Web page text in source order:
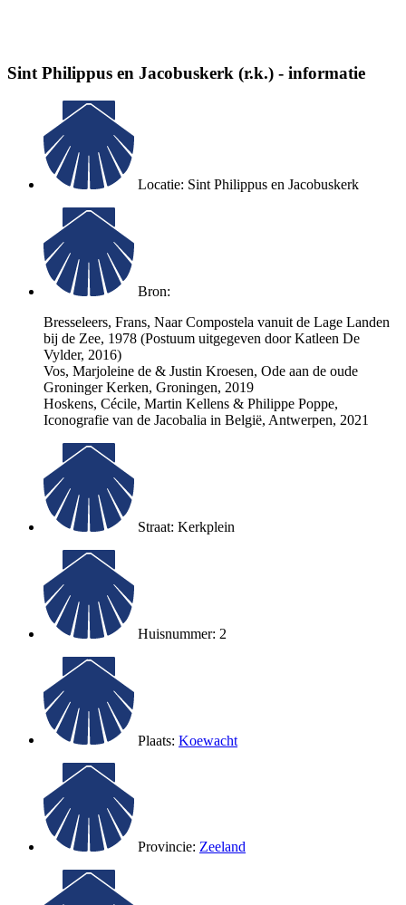
Sint Philippus en Jacobuskerk (r.k.) - informatie
Locatie: Sint Philippus en Jacobuskerk
Bron:
Bresseleers, Frans, Naar Compostela vanuit de Lage Landen
bij de Zee, 1978 (Postuum uitgegeven door Katleen De
Vylder, 2016)
Vos, Marjoleine de & Justin Kroesen, Ode aan de oude
Groninger Kerken, Groningen, 2019
Hoskens, Cécile, Martin Kellens & Philippe Poppe,
Iconografie van de Jacobalia in België, Antwerpen, 2021
Straat: Kerkplein
Huisnummer: 2
Plaats: Koewacht
Provincie: Zeeland